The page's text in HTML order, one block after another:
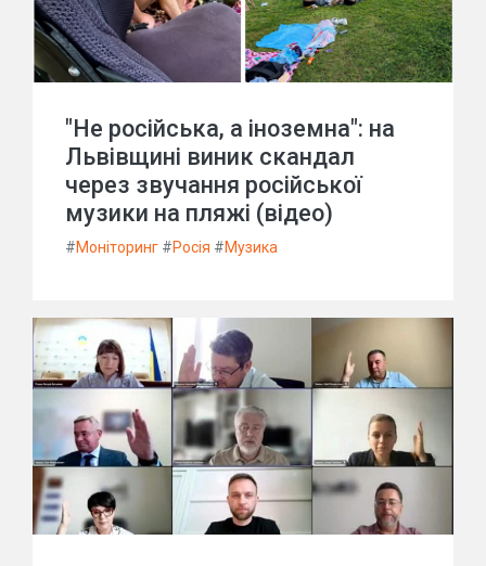
"Не російська, а іноземна": на
Львівщині виник скандал
через звучання російської
музики на пляжі (відео)
#Моніторинг #Росія #Музика